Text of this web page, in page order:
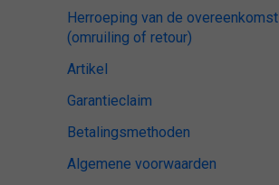
Herroeping van de overeenkomst
(omruiling of retour)
Artikel
Garantieclaim
Betalingsmethoden
Algemene voorwaarden